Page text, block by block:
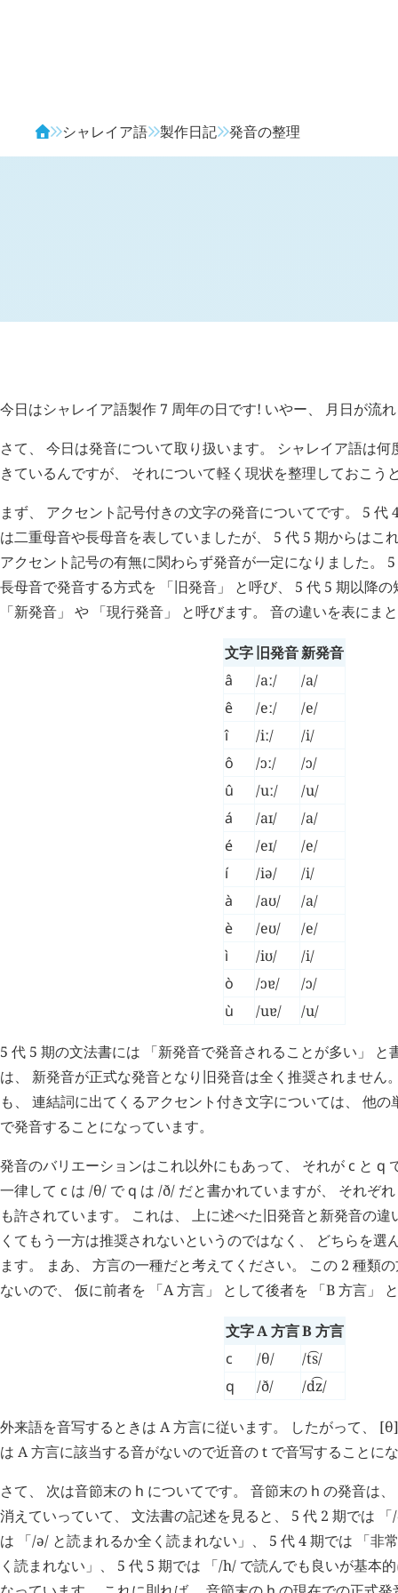
シャレイア語 製作日記 発音の整理
今日はシャレイア語製作 7 周年の日です! いやー、 月日が流
さて、 今日は発音について取り扱います。 シャレイア語は
きているんですが、 それについて軽く現状を整理しておこう
まず、 アクセント記号付きの文字の発音についてです。 5 代
は二重母音や長母音を表していましたが、 5 代 5 期からはこ
アクセント記号の有無に関わらず発音が一定になりました。
長母音で発音する方式を 「旧発音」 と呼び、 5 代 5 期以降
「新発音」 や 「現行発音」 と呼びます。 音の違いを表にま
文字 旧発音新発音
â
/aː/
/a/
ê
/eː/
/e/
î
/iː/
/i/
ô
/ɔː/
/ɔ/
û
/uː/
/u/
á
/aɪ/
/a/
é
/eɪ/
/e/
í
/iə/
/i/
à
/aʊ/
/a/
è
/eʊ/
/e/
ì
/iʊ/
/i/
ò
/ɔɐ/
/ɔ/
ù
/uɐ/ /u/
5 代 5 期の文法書には 「新発音で発音されることが多い」 と
は、 新発音が正式な発音となり旧発音は全く推奨されません
も、 連結詞に出てくるアクセント付き文字については、 他
で発音することになっています。
発音のバリエーションはこれ以外にもあって、 それが c と q
一律して c は /θ/ で q は /ð/ だと書かれていますが、 それぞ
も許されています。 これは、 上に述べた旧発音と新発音の
くてもう一方は推奨されないというのではなく、 どちらを選
ます。 まあ、 方言の一種だと考えてください。 この 2 種類
ないので、 仮に前者を 「A 方言」 として後者を 「B 方言」
文字A 方言B 方言
c
/θ/
/t͡s/
q
/ð/ /d͡z/
外来語を音写するときは A 方言に従います。 したがって、
は A 方言に該当する音がないので近音のt で音写することに
さて、 次は音節末の h についてです。 音節末の h の発音は
消えていっていて、 文法書の記述を見ると、 5 代 2 期では
は 「/ə/ と読まれるか全く読まれない」、 5 代 4 期では 「非
く読まれない」、 5 代 5 期では 「/h/ で読んでも良いが基本